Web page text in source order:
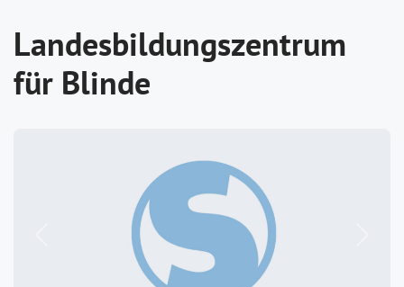
Landesbildungszentrum
für Blinde